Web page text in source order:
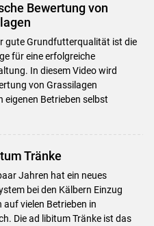
Bewertung von
gute Grundfutterqualität ist die
für eine erfolgreiche
In diesem Video wird
von Grassilagen
Betrieben selbst
Tränke
Jahren hat ein neues
bei den Kälbern Einzug
auf vielen Betrieben in
Die ad libitum Tränke ist das